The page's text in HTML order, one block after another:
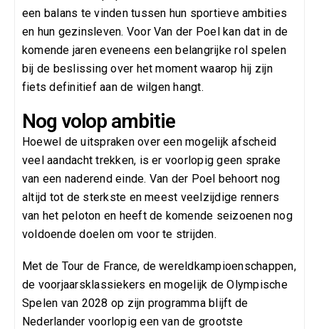
een balans te vinden tussen hun sportieve ambities
en hun gezinsleven. Voor Van der Poel kan dat in de
komende jaren eveneens een belangrijke rol spelen
bij de beslissing over het moment waarop hij zijn
fiets definitief aan de wilgen hangt.
Nog volop ambitie
Hoewel de uitspraken over een mogelijk afscheid
veel aandacht trekken, is er voorlopig geen sprake
van een naderend einde. Van der Poel behoort nog
altijd tot de sterkste en meest veelzijdige renners
van het peloton en heeft de komende seizoenen nog
voldoende doelen om voor te strijden.
Met de Tour de France, de wereldkampioenschappen,
de voorjaarsklassiekers en mogelijk de Olympische
Spelen van 2028 op zijn programma blijft de
Nederlander voorlopig een van de grootste